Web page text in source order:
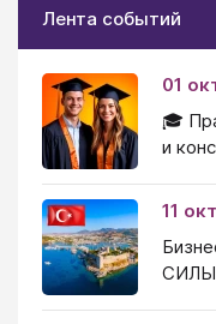
Лента событий
01
🎓
и
11